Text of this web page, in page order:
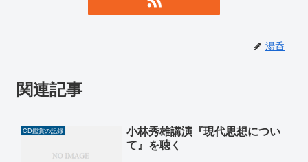
湯呑
関連記事
CD鑑賞の記録
小林秀雄講演『現代思想につい
て』を聴く